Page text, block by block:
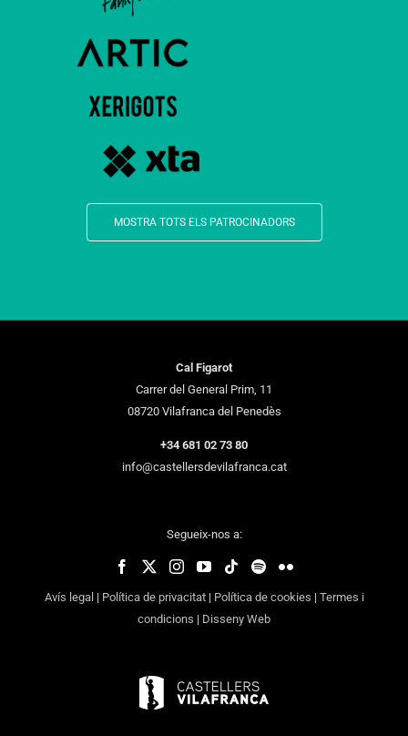
MOSTRA TOTS ELS PATROCINADORS
Cal Figarot
Carrer del General Prim, 11
08720 Vilafranca del Penedès
+34 681 02 73 80
info@castellersdevilafranca.cat
Segueix-nos a:
Avís legal | Política de privacitat| Política de cookies | Termes i
condicions | Disseny Web